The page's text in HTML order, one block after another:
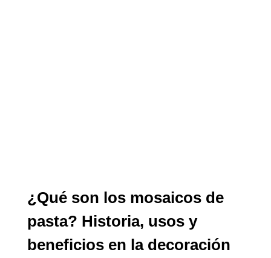
¿Qué son los mosaicos de
pasta? Historia, usos y
beneficios en la decoración